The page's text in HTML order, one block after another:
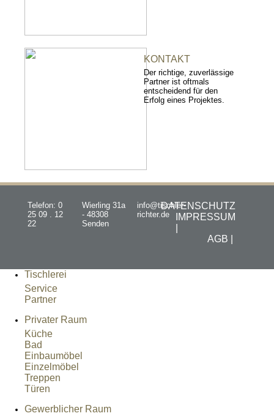
KONTAKT
Der richtige, zuverlässige
Partner ist oftmals
entscheidend für den
Erfolg eines Projektes.
Telefon: 0
25 09 . 12
22
Wierling 31a
- 48308
Senden
info@tischler-
richter.de
DATENSCHUTZ
IMPRESSUM
AGB |
Tischlerei
Service
Partner
Privater Raum
Küche
Bad
Einbaumöbel
Einzelmöbel
Treppen
Türen
Gewerblicher Raum